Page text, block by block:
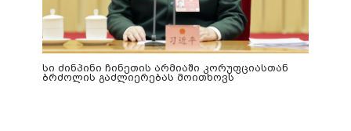
სი ძინპინი ჩინეთის არმიაში კორუფციასთან
ბრძოლის გაძლიერებას მოითხოვს